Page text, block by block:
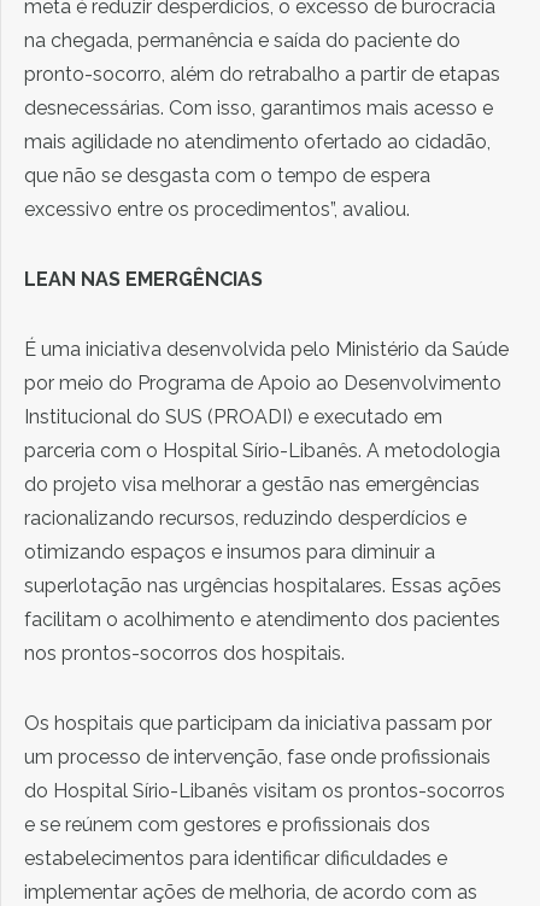
meta é reduzir desperdícios, o excesso de burocracia
na chegada, permanência e saída do paciente do
pronto-socorro, além do retrabalho a partir de etapas
desnecessárias. Com isso, garantimos mais acesso e
mais agilidade no atendimento ofertado ao cidadão,
que não se desgasta com o tempo de espera
excessivo entre os procedimentos”, avaliou.
LEAN NAS EMERGÊNCIAS
É uma iniciativa desenvolvida pelo Ministério da Saúde
por meio do Programa de Apoio ao Desenvolvimento
Institucional do SUS (PROADI) e executado em
parceria com o Hospital Sírio-Libanês. A metodologia
do projeto visa melhorar a gestão nas emergências
racionalizando recursos, reduzindo desperdícios e
otimizando espaços e insumos para diminuir a
superlotação nas urgências hospitalares. Essas ações
facilitam o acolhimento e atendimento dos pacientes
nos prontos-socorros dos hospitais.
Os hospitais que participam da iniciativa passam por
um processo de intervenção, fase onde profissionais
do Hospital Sírio-Libanês visitam os prontos-socorros
e se reúnem com gestores e profissionais dos
estabelecimentos para identificar dificuldades e
implementar ações de melhoria, de acordo com as